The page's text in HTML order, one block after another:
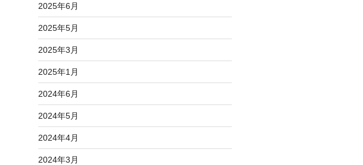
2025年6月
2025年5月
2025年3月
2025年1月
2024年6月
2024年5月
2024年4月
2024年3月